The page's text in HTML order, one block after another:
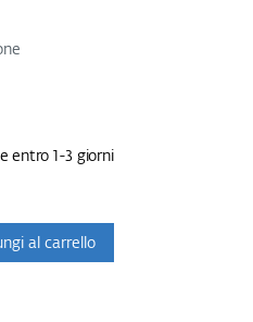
entro 1-3 giorni
al carrello